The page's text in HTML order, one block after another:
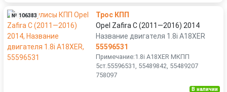
№ 106383
Трос КПП
Opel Zafira C (2011—2016) 2014
Название двигателя 1.8i A18XER
55596531
Примечание:1.8i A18XER МКПП
5ст.55596531, 55489842, 55489207
758097
В наличии